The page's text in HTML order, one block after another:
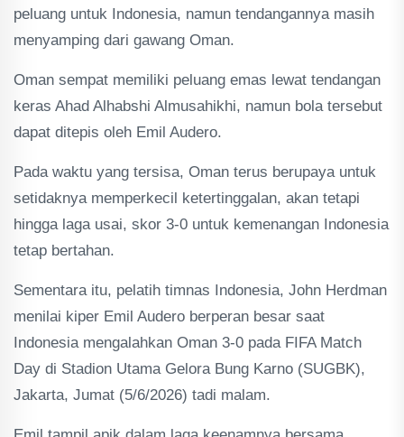
peluang untuk Indonesia, namun tendangannya masih
menyamping dari gawang Oman.
Oman sempat memiliki peluang emas lewat tendangan
keras Ahad Alhabshi Almusahikhi, namun bola tersebut
dapat ditepis oleh Emil Audero.
Pada waktu yang tersisa, Oman terus berupaya untuk
setidaknya memperkecil ketertinggalan, akan tetapi
hingga laga usai, skor 3-0 untuk kemenangan Indonesia
tetap bertahan.
Sementara itu, pelatih timnas Indonesia, John Herdman
menilai kiper Emil Audero berperan besar saat
Indonesia mengalahkan Oman 3-0 pada FIFA Match
Day di Stadion Utama Gelora Bung Karno (SUGBK),
Jakarta, Jumat (5/6/2026) tadi malam.